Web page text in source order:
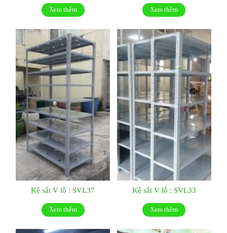
Xem thêm Xem thêm
Kệ sắt V lỗ : SVL37
Xem thêm
Kệ sắt V lỗ : SVL33
Xem thêm